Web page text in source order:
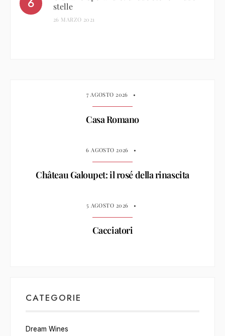
stelle
26 MARZO 2021
7 AGOSTO 2026 •
Casa Romano
6 AGOSTO 2026 •
Château Galoupet: il rosé della rinascita
5 AGOSTO 2026 •
Cacciatori
CATEGORIE
Dream Wines